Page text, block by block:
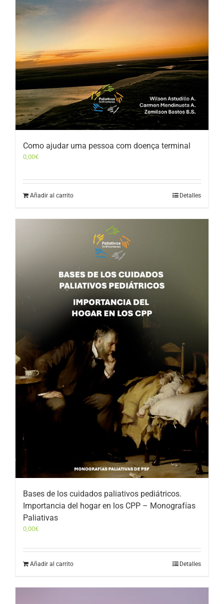
Como ajudar uma pessoa com doença terminal
0,00€
Añadir al carrito Detalles
Bases de los cuidados paliativos pediátricos.
Importancia del hogar en los CPP – Monografías
Paliativas
0,00€
Añadir al carrito Detalles